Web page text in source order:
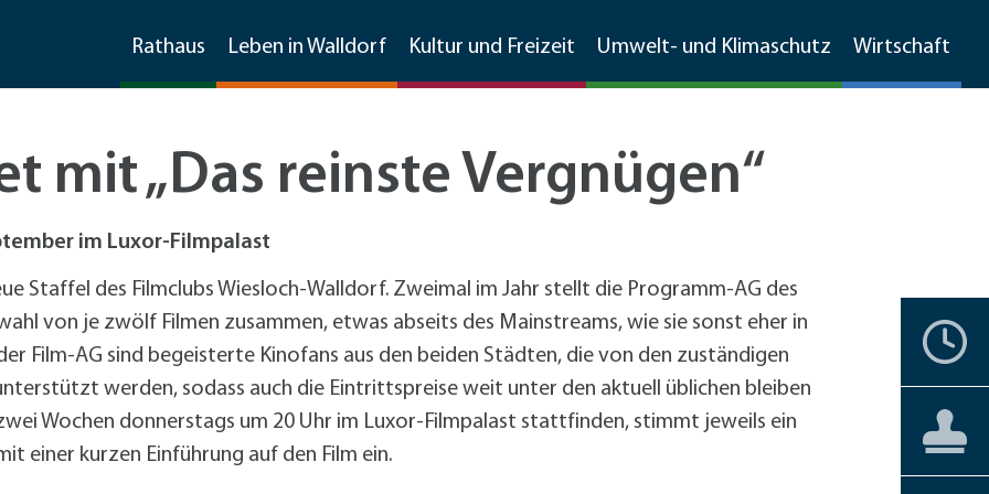
Rathaus
Ratsinfosystem
Gemeinderat & Ausschüsse
Sitzungen
Walldorfer Rundschau
Partnerstädte
Ehrenbürger
Barrierefreiheit
Leben in Walldorf
Soziale Dienste
Kirchen
Friedhof
Ehrenamtskompass
Bürgerengagement
Vereine
Aktuelles
Kultur und Freizeit
Gewerbegebietsfest
Jubiläumsfest 125 Jahre Stadtrechte
Spargelmarkt
Straßenkerwe
Walldorfer Kulturnacht
Freizeit und mehr
Freizeiteinrichtungen
Vereine
Sonstige Schulen
Spielplätze
Übernachtungen
Gaststätten
Natur
Stadtgeschichte
Historisches Walldorf
Luftbilder
Jüdisches Leben
Liebenswertes
Aktuelles
Umwelt- und Klimaschutz
Förderprogramme Bauen und Sanieren
Invasive Arten
Weitere Infos
Asiatische Tigermücke
Große Drüsenameise
Mobilität
Fußverkehr
Radverkehr
Fahrradstraße Kleinfeldweg
+
CarSharing
Umweltschutz
Gemarkungsputz
Lärmaktionsplan
Boden- und Wasserschutz
Natur
Storchenwiese
Wälder
Hochholz
Reilinger
Förderprogramme
Private Haushalte
Gewerbe
Wirtschaft
Kommunikation
Förderprogramme
Für Kleinstbetriebe
Umweltförderprogramme Gewerbe
+
Existenzgründung und -sicherung
Beschäftigungsförderung
Stadtmarketing
Material, Formulare, Downloads
Partner der Wirtschaft
Formulare und Downloads
Datenschutzhinweise im
Stadtmarketing
Datenschutzhinweise zur
Unternehmensbefragung
Branchenverzeichnis
MetropolPark Wiesloch-Walldorf
mit „Das reinste Vergnügen“
im Luxor-Filmpalast
Staffel des Filmclubs Wiesloch-Walldorf. Zweimal im Jahr stellt die Programm-AG des
von je zwölf Filmen zusammen, etwas abseits des Mainstreams, wie sie sonst eher in
Film-AG sind begeisterte Kinofans aus den beiden Städten, die von den zuständigen
werden, sodass auch die Eintrittspreise weit unter den aktuell üblichen bleiben
Wochen donnerstags um 20 Uhr im Luxor-Filmpalast stattfinden, stimmt jeweils ein
einer kurzen Einführung auf den Film ein.
Bürgerservice